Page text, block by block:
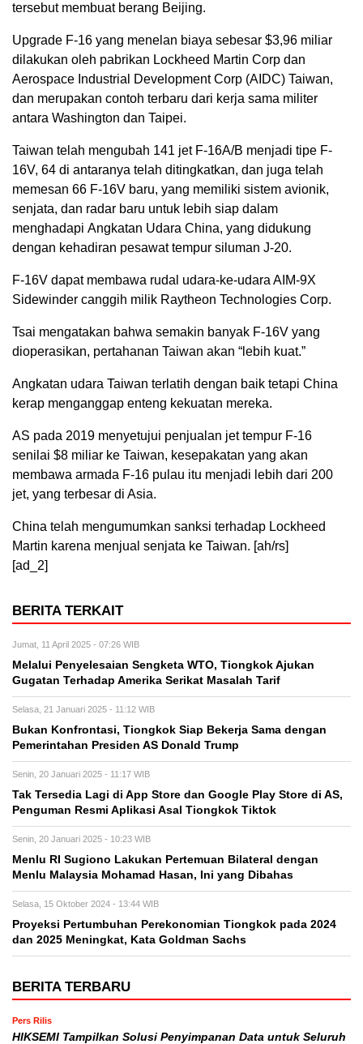
tersebut membuat berang Beijing.
Upgrade F-16 yang menelan biaya sebesar $3,96 miliar
dilakukan oleh pabrikan Lockheed Martin Corp dan
Aerospace Industrial Development Corp (AIDC) Taiwan,
dan merupakan contoh terbaru dari kerja sama militer
antara Washington dan Taipei.
Taiwan telah mengubah 141 jet F-16A/B menjadi tipe F-
16V, 64 di antaranya telah ditingkatkan, dan juga telah
memesan 66 F-16V baru, yang memiliki sistem avionik,
senjata, dan radar baru untuk lebih siap dalam
menghadapi Angkatan Udara China, yang didukung
dengan kehadiran pesawat tempur siluman J-20.
F-16V dapat membawa rudal udara-ke-udara AIM-9X
Sidewinder canggih milik Raytheon Technologies Corp.
Tsai mengatakan bahwa semakin banyak F-16V yang
dioperasikan, pertahanan Taiwan akan “lebih kuat.”
Angkatan udara Taiwan terlatih dengan baik tetapi China
kerap menganggap enteng kekuatan mereka.
AS pada 2019 menyetujui penjualan jet tempur F-16
senilai $8 miliar ke Taiwan, kesepakatan yang akan
membawa armada F-16 pulau itu menjadi lebih dari 200
jet, yang terbesar di Asia.
China telah mengumumkan sanksi terhadap Lockheed
Martin karena menjual senjata ke Taiwan. [ah/rs]
[ad_2]
BERITA TERKAIT
Jumat, 11 April 2025 - 07:26 WIB
Melalui Penyelesaian Sengketa WTO, Tiongkok Ajukan
Gugatan Terhadap Amerika Serikat Masalah Tarif
Selasa, 21 Januari 2025 - 11:12 WIB
Bukan Konfrontasi, Tiongkok Siap Bekerja Sama dengan
Pemerintahan Presiden AS Donald Trump
Senin, 20 Januari 2025 - 11:17 WIB
Tak Tersedia Lagi di App Store dan Google Play Store di AS,
Penguman Resmi Aplikasi Asal Tiongkok Tiktok
Senin, 20 Januari 2025 - 10:23 WIB
Menlu RI Sugiono Lakukan Pertemuan Bilateral dengan
Menlu Malaysia Mohamad Hasan, Ini yang Dibahas
Selasa, 15 Oktober 2024 - 13:44 WIB
Proyeksi Pertumbuhan Perekonomian Tiongkok pada 2024
dan 2025 Meningkat, Kata Goldman Sachs
BERITA TERBARU
Pers Rilis
HIKSEMI Tampilkan Solusi Penyimpanan Data untuk Seluruh